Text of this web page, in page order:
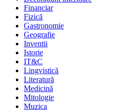
Financiar
Fizică
Gastronomie
Geografie
Inventii
Istorie
IT&C
Lingvistică
Literatură
Medicină
Mitologie
Muzica